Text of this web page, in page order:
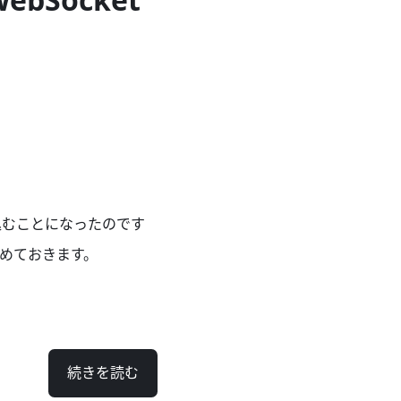
ことになったのです
おきます。
続きを読む